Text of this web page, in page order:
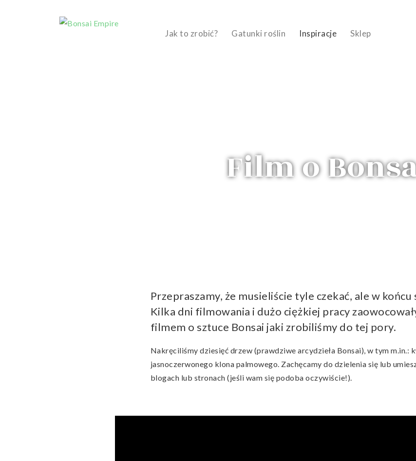
Jak to zrobić? Gatunki roślin Inspiracje Sklep
Film o
Przepraszamy, że musieliście tyle czekać, ale w końcu
Kilka dni filmowania i dużo ciężkiej pracy
filmem o sztuce Bonsai jaki zrobiliśmy do tej pory.
Nakręciliśmy dziesięć drzew (prawdziwe arcydzieła Bonsai), w tym m.in.:
jasnoczerwonego klona palmowego. Zachęcamy do dzielenia się lub
blogach lub stronach (jeśli wam się podoba oczywiście!).